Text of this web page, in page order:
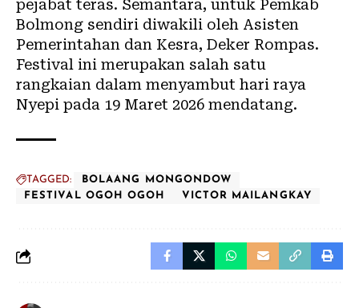
pejabat teras. Semantara, untuk Pemkab
Bolmong sendiri diwakili oleh Asisten
Pemerintahan dan Kesra, Deker Rompas.
Festival ini merupakan salah satu
rangkaian dalam menyambut hari raya
Nyepi pada 19 Maret 2026 mendatang.
TAGGED:
BOLAANG MONGONDOW
FESTIVAL OGOH OGOH
VICTOR MAILANGKAY